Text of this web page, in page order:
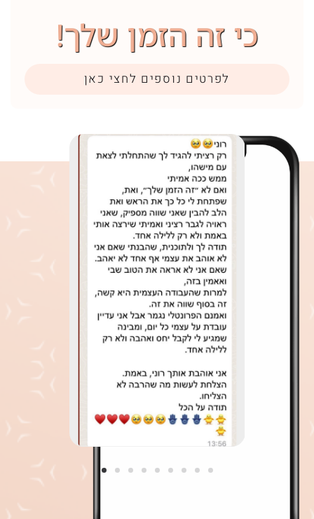
כי זה הזמן שלך!
לפרטים נוספים לחצי כאן